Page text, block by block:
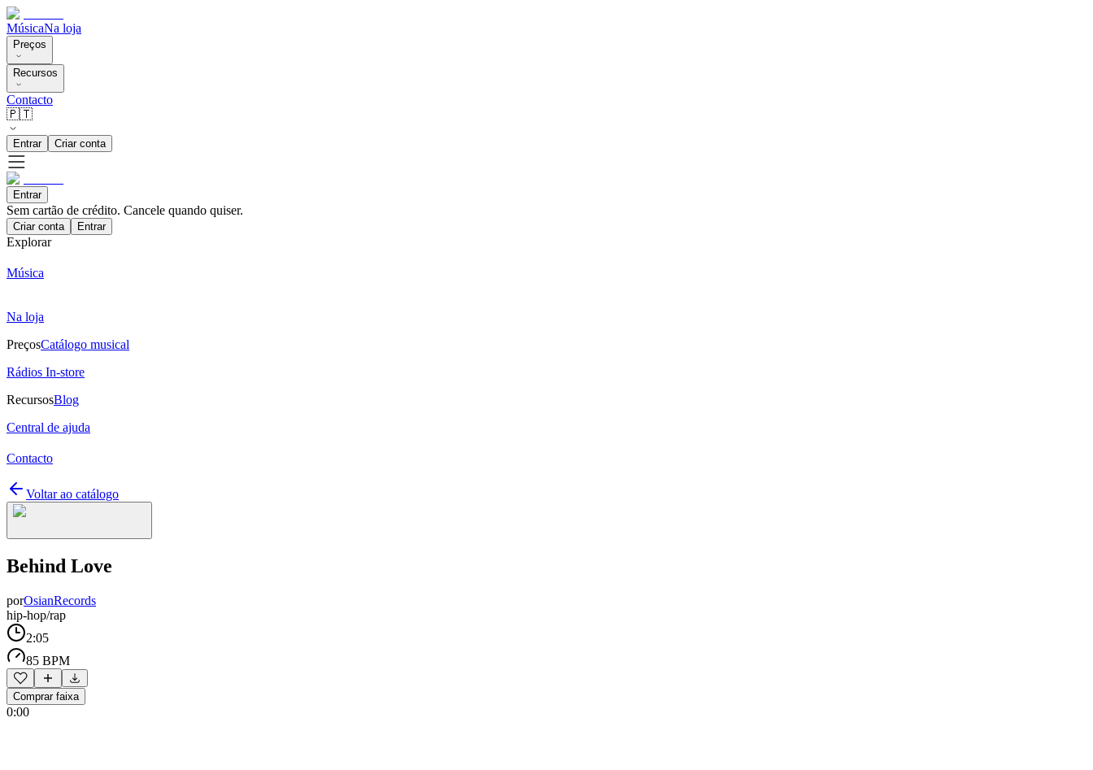
MúsicaNa loja
Preços
Recursos
Contacto
🇵🇹
Entrar Criar conta
Entrar
Sem cartão de crédito. Cancele quando quiser.
Criar conta Entrar
Explorar
Música
Na loja
PreçosCatálogo musical
Rádios In-store
RecursosBlog
Central de ajuda
Contacto
Voltar ao catálogo
Behind Love
porOsianRecords
hip-hop/rap
2:05
85 BPM
Comprar faixa
0:00